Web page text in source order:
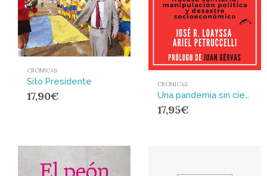
CRÓNICAS
Sito Presidente
17,90€
CRÓNICAS
Una pandemia sin ciencia ni ética : Covid-19: fracaso sanitario, manipulación política y desastr
17,95€